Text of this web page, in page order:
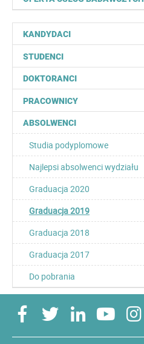
KANDYDACI
STUDENCI
DOKTORANCI
PRACOWNICY
ABSOLWENCI
Studia podyplomowe
Najlepsi absolwenci wydziału
Graduacja 2020
Graduacja 2019
Graduacja 2018
Graduacja 2017
Do pobrania